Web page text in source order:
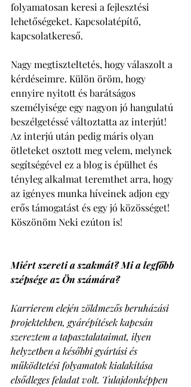
folyamatosan keresi a fejlesztési
lehetőségeket. Kapcsolatépítő,
kapcsolatkereső.
Nagy megtiszteltetés, hogy válaszolt a
kérdéseimre. Külön öröm, hogy
ennyire nyitott és barátságos
személyisége egy nagyon jó hangulatú
beszélgetéssé változtatta az interjút!
Az interjú után pedig máris olyan
ötleteket osztott meg velem, melynek
segítségével ez a blog is épülhet és
tényleg alkalmat teremthet arra, hogy
az igényes munka híveinek adjon egy
erős támogatást és egy jó közösséget!
Köszönöm Neki ezúton is!
Miért szereti a szakmát? Mi a legfőbb
szépsége az Ön számára?
Karrierem elején zöldmezős beruházási
projektekben, gyárépítések kapcsán
szereztem a tapasztalataimat, ilyen
helyzetben a későbbi gyártási és
működtetési folyamatok kialakítása
elsődleges feladat volt. Tulajdonképpen